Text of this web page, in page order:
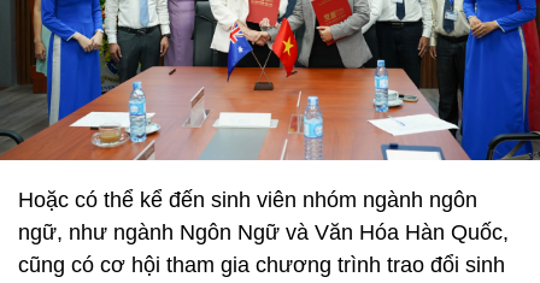
Hoặc có thể kể đến sinh viên nhóm ngành ngôn
ngữ, như ngành Ngôn Ngữ và Văn Hóa Hàn Quốc,
cũng có cơ hội tham gia chương trình trao đổi sinh